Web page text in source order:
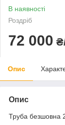
В наявності
Роздріб
72 000
Опис
Опис
Труба безшовна